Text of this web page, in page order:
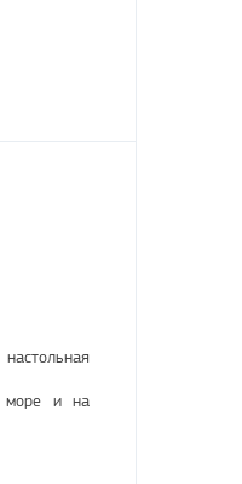
море и на